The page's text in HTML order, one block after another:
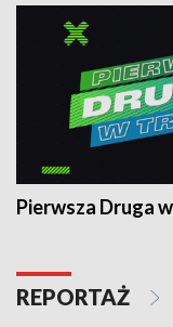
Pierwsza Druga
REPORTAŻ